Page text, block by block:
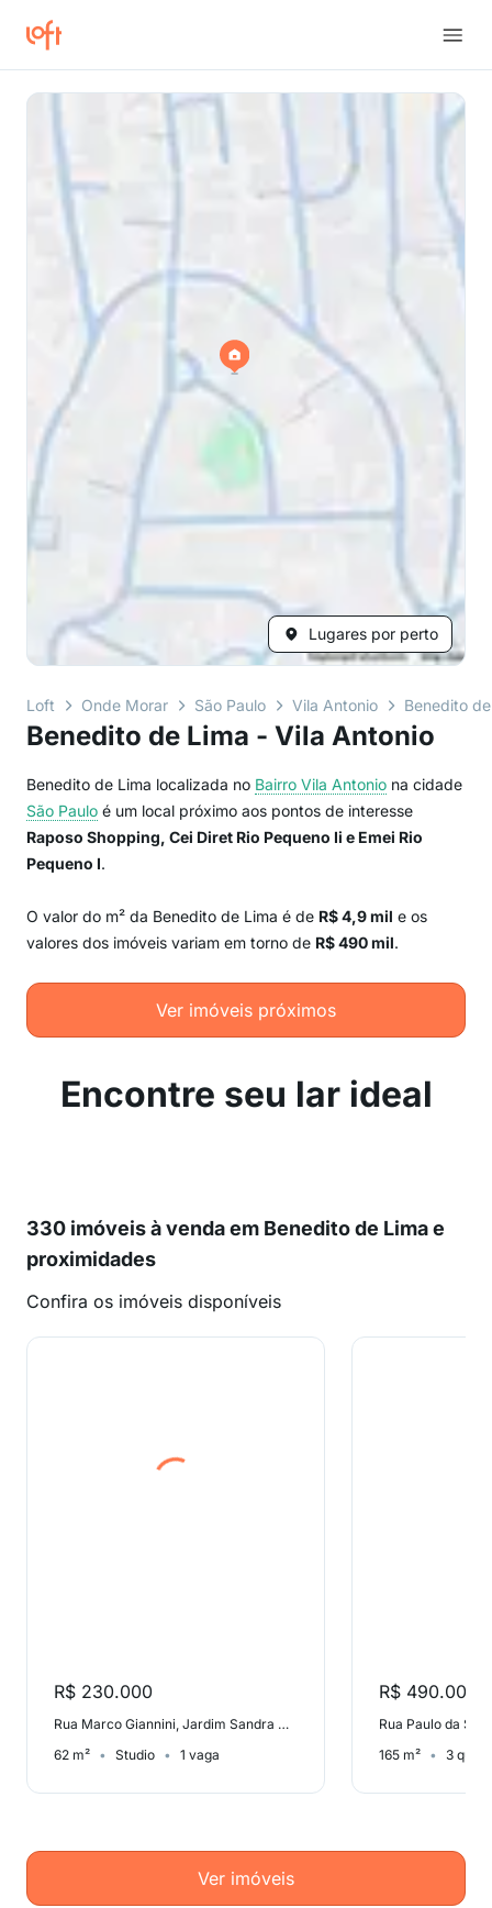
Lugares por perto
Loft Onde Morar São Paulo Vila Antonio Benedito
Benedito de Lima - Vila Antonio
Benedito de Lima localizada no Bairro Vila Antonio na cidade
São Paulo é um local próximo aos pontos de interesse
Raposo Shopping, Cei Diret Rio Pequeno Ii e Emei Rio
Pequeno I.
O valor do m² da Benedito de Lima é de R$ 4,9 mil e os
valores dos imóveis variam em torno de R$ 490 mil.
Ver imóveis próximos
Encontre seu lar ideal
330 imóveis à venda em Benedito de Lima e
proximidades
Confira os imóveis disponíveis
R$ 230.000
Rua Marco Giannini, Jardim Sandra Maria
62 m²
Studio 1 vaga
R$ 490.000
Rua Paulo da
165 m²
3
Ver imóveis